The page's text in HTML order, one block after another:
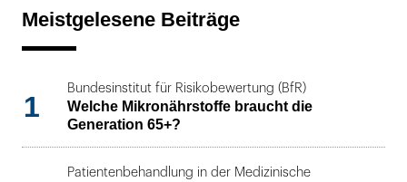
Meistgelesene Beiträge
1
Bundesinstitut für Risikobewertung (BfR)
Welche Mikronährstoffe braucht die
Generation 65+?
Patientenbehandlung in der Medizinische